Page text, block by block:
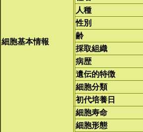
細胞基本情報
人種
性別
齢
採取組織
病歴
遺伝的特徴
細胞分類
初代培養日
細胞寿命
細胞形態